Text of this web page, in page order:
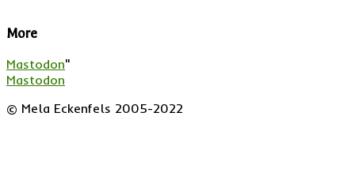
More
Mastodon"
Mastodon
© Mela Eckenfels 2005-2022